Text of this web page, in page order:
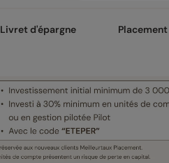
Livret d'épargne